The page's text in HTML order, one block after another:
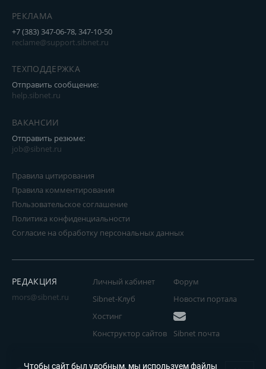
РЕКЛАМА
+7 (383) 347-06-78, 347-10-50
reclame@support.sibnet.ru
ТЕХПОДДЕРЖКА
Отправить сообщение:
help.sibnet.ru
ВАКАНСИИ
Отправить резюме:
job@sibnet.ru
Правила цитирования
Правила комментирования
Пользовательское соглашение
Политика конфиденциальности
Согласие на обработку персональных данных
РЕДАКЦИЯ
mors@sibnet.ru
Личный кабинет
Sibnet-Клуб
Форум
Новости портала
Хостинг
Конструктор сайтов
Sibnet почта
Чтобы сайт был удобным, мы используем файлы